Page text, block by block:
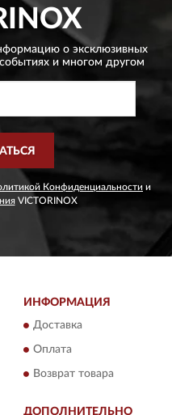
о эксклюзивных
и многом другом
Конфиденциальности и
VICTORINOX
ИНФОРМАЦИЯ
Доставка
Оплата
Возврат товара
ДОПОЛНИТЕЛЬНО